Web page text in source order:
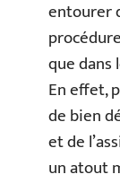
entourer
que
En effet,
de bien
et de
un atout